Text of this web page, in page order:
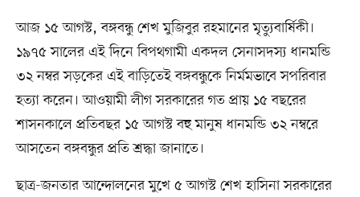
আজ ১৫ আগস্ট, বঙ্গবন্ধু শেখ মুজিবুর রহমানের মৃত্যুবার্ষিকী।
১৯৭৫ সালের এই দিনে বিপথগামী একদল সেনাসদস্য ধানমন্ডি
৩২ নম্বর সড়কের এই বাড়িতেই বঙ্গবন্ধুকে নির্মমভাবে সপরিবার
হত্যা করেন। আওয়ামী লীগ সরকারের গত প্রায় ১৫ বছরের
শাসনকালে প্রতিবছর ১৫ আগস্ট বহু মানুষ ধানমন্ডি ৩২ নম্বরে
আসতেন বঙ্গবন্ধুর প্রতি শ্রদ্ধা জানাতে।
ছাত্র-জনতার আন্দোলনের মুখে ৫ আগস্ট শেখ হাসিনা সরকারের